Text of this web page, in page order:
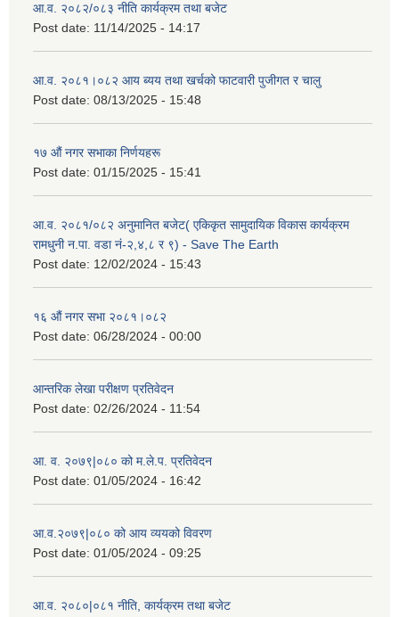
आ.व. २०८२/०८३ नीति कार्यक्रम तथा बजेट
Post date: 11/14/2025 - 14:17
आ.व. २०८१।०८२ आय ब्यय तथा खर्चको फाटवारी पुजीगत र चालु
Post date: 08/13/2025 - 15:48
१७ औं नगर सभाका निर्णयहरू
Post date: 01/15/2025 - 15:41
आ.व. २०८१/०८२ अनुमानित बजेट( एकिकृत सामुदायिक विकास कार्यक्रम
रामधुनी न.पा. वडा नं-२,४,८ र ९) - Save The Earth
Post date: 12/02/2024 - 15:43
१६ औं नगर सभा २०८१।०८२
Post date: 06/28/2024 - 00:00
आन्तरिक लेखा परीक्षण प्रतिवेदन
Post date: 02/26/2024 - 11:54
आ. व. २०७९|०८० को म.ले.प. प्रतिवेदन
Post date: 01/05/2024 - 16:42
आ.व.२०७९|०८० को आय व्ययको विवरण
Post date: 01/05/2024 - 09:25
आ.व. २०८०|०८१ नीति, कार्यक्रम तथा बजेट